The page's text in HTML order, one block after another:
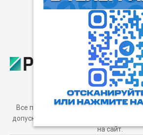
Пользовательское
Все права защищены. Любое
допускается только с согласия
на сайт.